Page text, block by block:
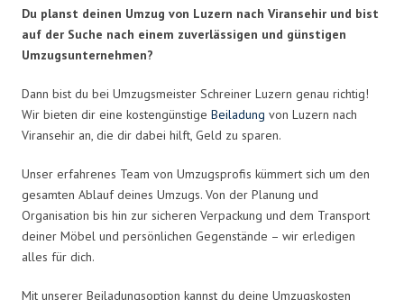
Du planst deinen Umzug von Luzern nach Viransehir und bist
auf der Suche nach einem zuverlässigen und günstigen
Umzugsunternehmen?
Dann bist du bei Umzugsmeister Schreiner Luzern genau richtig!
Wir bieten dir eine kostengünstige Beiladung von Luzern nach
Viransehir an, die dir dabei hilft, Geld zu sparen.
Unser erfahrenes Team von Umzugsprofis kümmert sich um den
gesamten Ablauf deines Umzugs. Von der Planung und
Organisation bis hin zur sicheren Verpackung und dem Transport
deiner Möbel und persönlichen Gegenstände – wir erledigen
alles für dich.
Mit unserer Beiladungsoption kannst du deine Umzugskosten